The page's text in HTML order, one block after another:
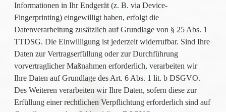
Informationen in Ihr Endgerät (z. B. via Device-
Fingerprinting) eingewilligt haben, erfolgt die
Datenverarbeitung zusätzlich auf Grundlage von § 25 Abs. 1
TTDSG. Die Einwilligung ist jederzeit widerrufbar. Sind Ihre
Daten zur Vertragserfüllung oder zur Durchführung
vorvertraglicher Maßnahmen erforderlich, verarbeiten wir
Ihre Daten auf Grundlage des Art. 6 Abs. 1 lit. b DSGVO.
Des Weiteren verarbeiten wir Ihre Daten, sofern diese zur
Erfüllung einer rechtlichen Verpflichtung erforderlich sind auf